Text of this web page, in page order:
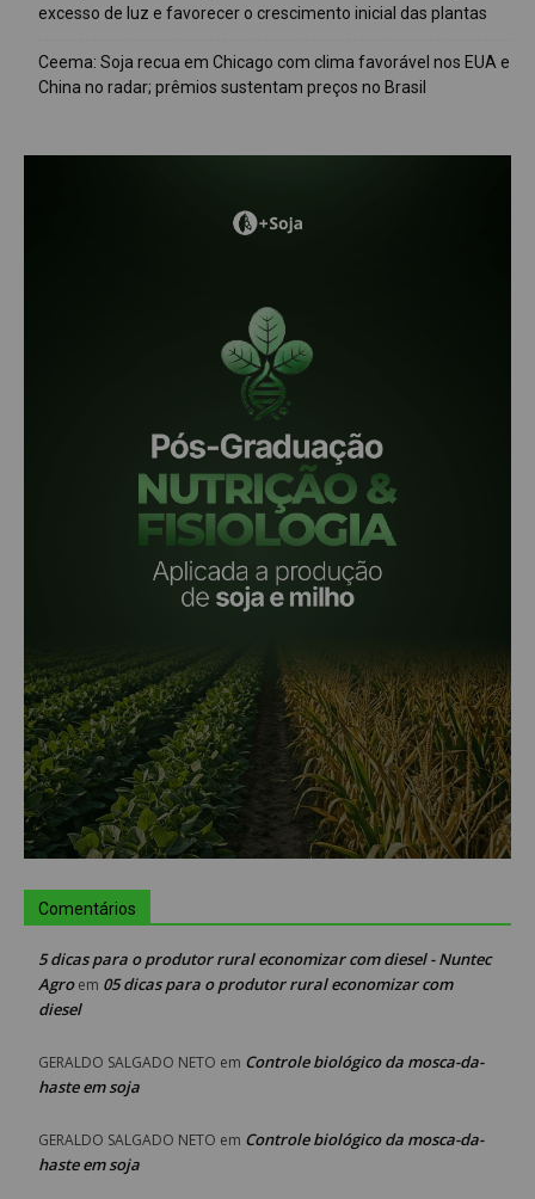
excesso de luz e favorecer o crescimento inicial das plantas
Ceema: Soja recua em Chicago com clima favorável nos EUA e
China no radar; prêmios sustentam preços no Brasil
Comentários
5 dicas para o produtor rural economizar com diesel - Nuntec
Agroem 05 dicas para o produtor rural economizar com
diesel
GERALDO SALGADO NETO em Controle biológico da mosca-da-
haste em soja
GERALDO SALGADO NETO em Controle biológico da mosca-da-
haste em soja